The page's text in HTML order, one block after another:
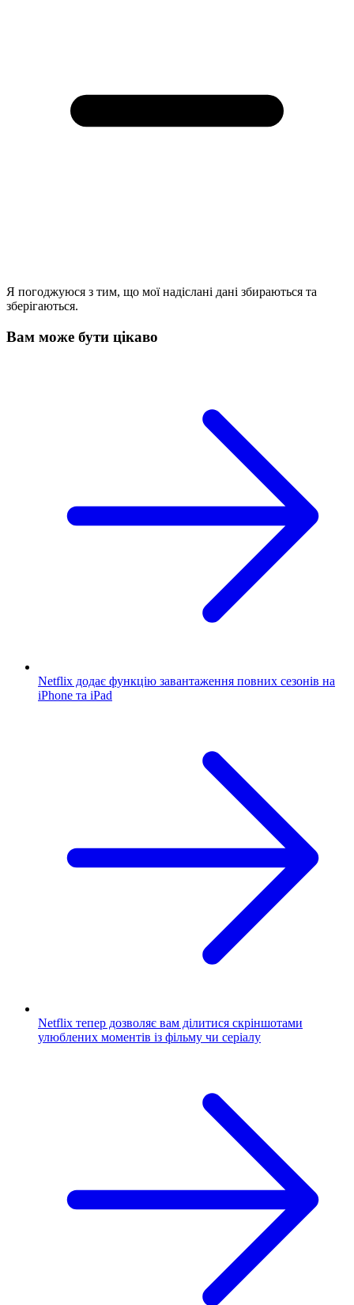
Я погоджуюся з тим, що мої надіслані дані збираються та
зберігаються.
Вам може бути цікаво
Netflix додає функцію завантаження повних сезонів на
iPhone та iPad
Netflix тепер дозволяє вам ділитися скріншотами
улюблених моментів із фільму чи серіалу